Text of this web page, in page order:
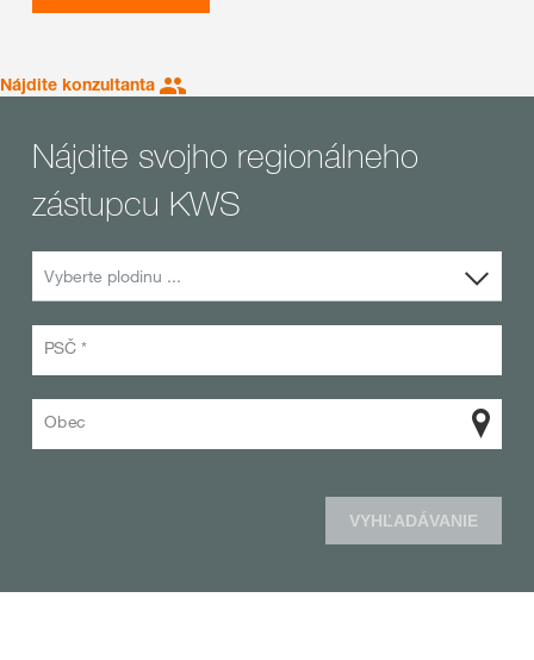
Nájdite konzultanta
Nájdite svojho regionálneho
zástupcu KWS
Vyberte plodinu ...
PSČ *
Obec
VYHĽADÁVANIE